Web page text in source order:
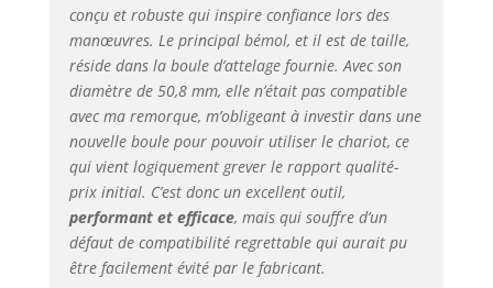
prairies, le sable,
les routes en
ciment, etc. sans
craindre une
crevaison. De plus,
vous pouvez faire
tourner le chariot
rapidement et
facilement grâce à
une roue
universelle
équipée Excellente
conçu et robuste qui inspire confiance lors des
manœuvres. Le principal bémol, et il est de taille,
réside dans la boule d’attelage fournie. Avec son
diamètre de 50,8 mm, elle n’était pas compatible
avec ma remorque, m’obligeant à investir dans une
nouvelle boule pour pouvoir utiliser le chariot, ce
qui vient logiquement grever le rapport qualité-
prix initial. C’est donc un excellent outil,
performant et efficace, mais qui souffre d’un
défaut de compatibilité regrettable qui aurait pu
être facilement évité par le fabricant.